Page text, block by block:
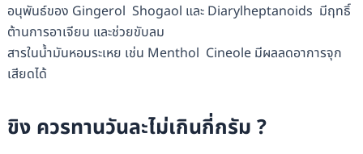
อนุพันธ์ของ Gingerol Shogaol และ Diarylheptanoids มีฤทธิ์
ต้านการอาเจียน และช่วยขับลม
สารในน้ำมันหอมระเหย เช่น Menthol Cineole มีผลลดอาการจุก
เสียดได้
ขิง ควรทานวันละไม่เกินกี่กรัม ?